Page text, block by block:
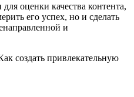
оценки качества контента,
его успех, но и сделать
и